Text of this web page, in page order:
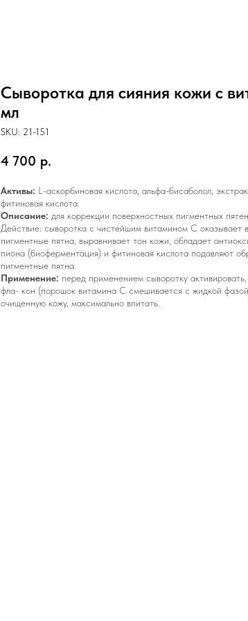
Сыворотка для сияния кожи с
мл
SKU: 21-151
4 700 р.
Активы: L-аскорбиновая кислота, альфа-бисаболол,
фитиновая кислота.
Описание: для коррекции поверхностных пигментных
Действие: сыворотка с чистейшим витамином С оказывает
пигментные пятна, выравнивает тон кожи, обладает
пиона (биоферментация) и фитиновая кислота подавляют
пигментные пятна.
Применение: перед применением сыворотку
фла- кон (порошок витамина С смешивается с жидкой
очищенную кожу, максимально впитать.